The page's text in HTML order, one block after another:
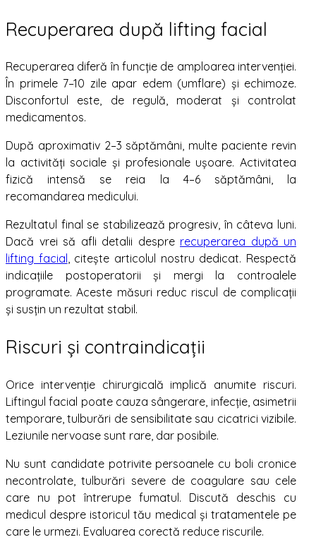
Recuperarea după lifting facial
Recuperarea diferă în funcție de amploarea intervenției.
În primele 7–10 zile apar edem (umflare) și echimoze.
Disconfortul este, de regulă, moderat și controlat
medicamentos.
După aproximativ 2–3 săptămâni, multe paciente revin
la activități sociale și profesionale ușoare. Activitatea
fizică intensă se reia la 4–6 săptămâni, la
recomandarea medicului.
Rezultatul final se stabilizează progresiv, în câteva luni.
Dacă vrei să afli detalii despre recuperarea după un
lifting facial, citește articolul nostru dedicat. Respectă
indicațiile postoperatorii și mergi la controalele
programate. Aceste măsuri reduc riscul de complicații
și susțin un rezultat stabil.
Riscuri și contraindicații
Orice intervenție chirurgicală implică anumite riscuri.
Liftingul facial poate cauza sângerare, infecție, asimetrii
temporare, tulburări de sensibilitate sau cicatrici vizibile.
Leziunile nervoase sunt rare, dar posibile.
Nu sunt candidate potrivite persoanele cu boli cronice
necontrolate, tulburări severe de coagulare sau cele
care nu pot întrerupe fumatul. Discută deschis cu
medicul despre istoricul tău medical și tratamentele pe
care le urmezi. Evaluarea corectă reduce riscurile.